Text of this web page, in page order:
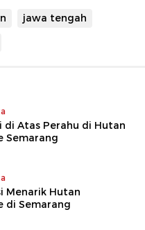
jawa tengah
di Atas Perahu di Hutan
Semarang
Menarik Hutan
di Semarang